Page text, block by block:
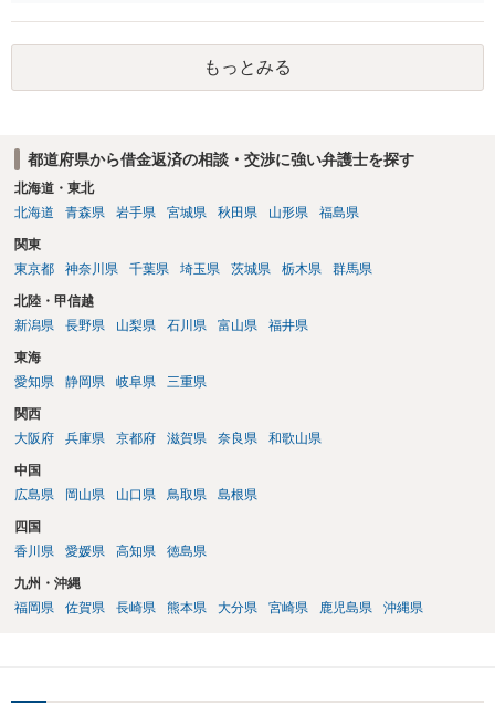
想されるのは、 ・もらったものだ ・貸したかもしれないが、不法原因
給付ではない でしょう。 書かれた情報だけからは、不法原因給付であ
るといえそうなものはありませんでした。 不貞当事者間での貸金だか
らといって不法原因給付になるわけではありません。 あなたが性行為
もっとみる
都道府県から借金返済の相談・交渉に強い弁護士を探す
北海道・東北
北海道
青森県 岩手県 宮城県 秋田県 山形県 福島県
関東
東京都
神奈川県 千葉県 埼玉県 茨城県 栃木県 群馬県
北陸・甲信越
新潟県
長野県 山梨県 石川県 富山県 福井県
東海
愛知県
静岡県 岐阜県 三重県
関西
大阪府
兵庫県 京都府 滋賀県 奈良県 和歌山県
中国
広島県
岡山県 山口県 鳥取県 島根県
四国
香川県
愛媛県 高知県 徳島県
九州・沖縄
福岡県
佐賀県 長崎県 熊本県 大分県 宮崎県 鹿児島県 沖縄県